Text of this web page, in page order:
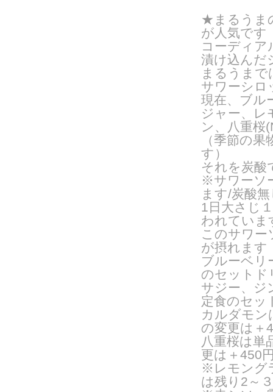
★まるうま
が人気です
コーディア
漬け込んだ
まるうま
サワーシロ
現在、ブル
ジャー、レ
ン、八重桜
（季節の
す）
それを炭酸
※サワーソ
ます/炭酸
1日大さじ
われていま
このサワー
が摂れます
ブルーベリ
のセットド
サジー、ジ
定食のセッ
カルダモン
の変更は＋
八重桜は単
更は＋450
※レモング
は残り2～